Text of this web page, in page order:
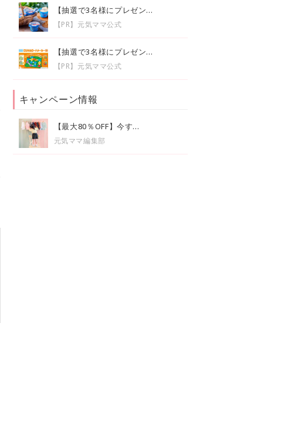
【抽選で3名様にプレゼン...
【PR】元気ママ公式
【抽選で3名様にプレゼン...
【PR】元気ママ公式
キャンペーン情報
【最大80％OFF】今す...
元気ママ編集部